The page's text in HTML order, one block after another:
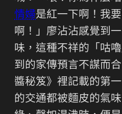
情婦是紅一下啊！我
啊！」廖沾沾感覺到
味，這種不祥的「咕
到的家傳預言不謀而
醬秘笈》裡記載的第
的交通都被麵皮的氣